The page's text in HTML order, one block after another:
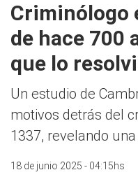
Criminólogo
de hace 700
que lo
Un estudio de
motivos detrás del
1337, revelando
18 de junio 2025 - 04:15hs